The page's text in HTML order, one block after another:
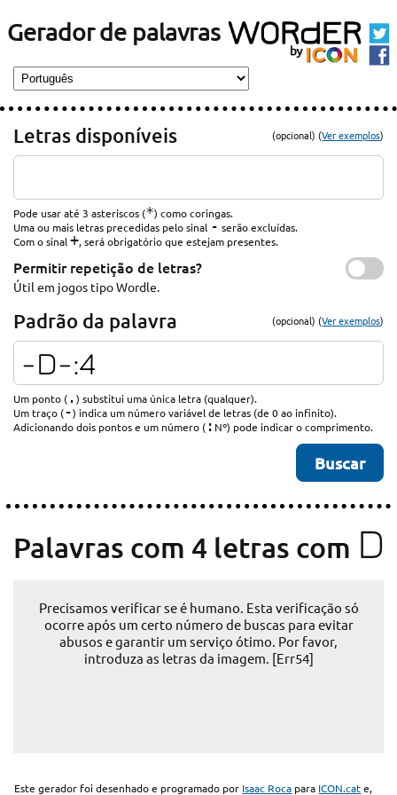
Gerador de palavras
Letras disponíveis (opcional) (Ver exemplos)
Pode usar até 3 asteriscos (*) como coringas.
Uma ou mais letras precedidas pelo sinal - serão excluídas.
Com o sinal+, será obrigatório que estejam presentes.
Permitir repetição de letras?
Útil em jogos tipo Wordle.
Padrão da palavra (opcional) (Ver exemplos)
Um ponto (.) substitui uma única letra (qualquer).
Um traço (-) indica um número variável de letras (de 0 ao infinito).
Adicionando dois pontos e um número (: Nº) pode indicar o comprimento.
Palavras com 4 letras com D
Precisamos verificar se é humano. Esta verificação só
ocorre após um certo número de buscas para evitar
abusos e garantir um serviço ótimo. Por favor,
introduza as letras da imagem. [Err54]
Este gerador foi desenhado e programado por Isaac Roca para ICON.cate,